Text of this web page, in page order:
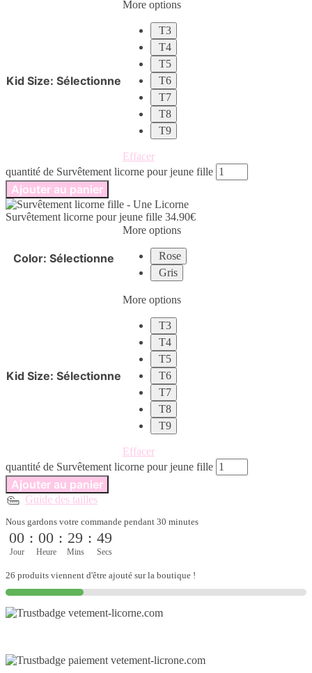
Kid Size: Sélectionne
More options
T3
T4
T5
T6
T7
T8
T9
Effacer
quantité de Survêtement licorne pour jeune fille
Ajouter au panier
Survêtement licorne pour jeune fille 34.90€
Color: Sélectionne
More options
Rose
Gris
Kid Size: Sélectionne
More options
T3
T4
T5
T6
T7
T8
T9
Effacer
quantité de Survêtement licorne pour jeune fille
Ajouter au panier
Guide des tailles
Nous gardons votre commande pendant 30 minutes
00
Jour
: 00
Heure
: 29
Mins
: 49
Secs
26 produits viennent d'être ajouté sur la boutique !